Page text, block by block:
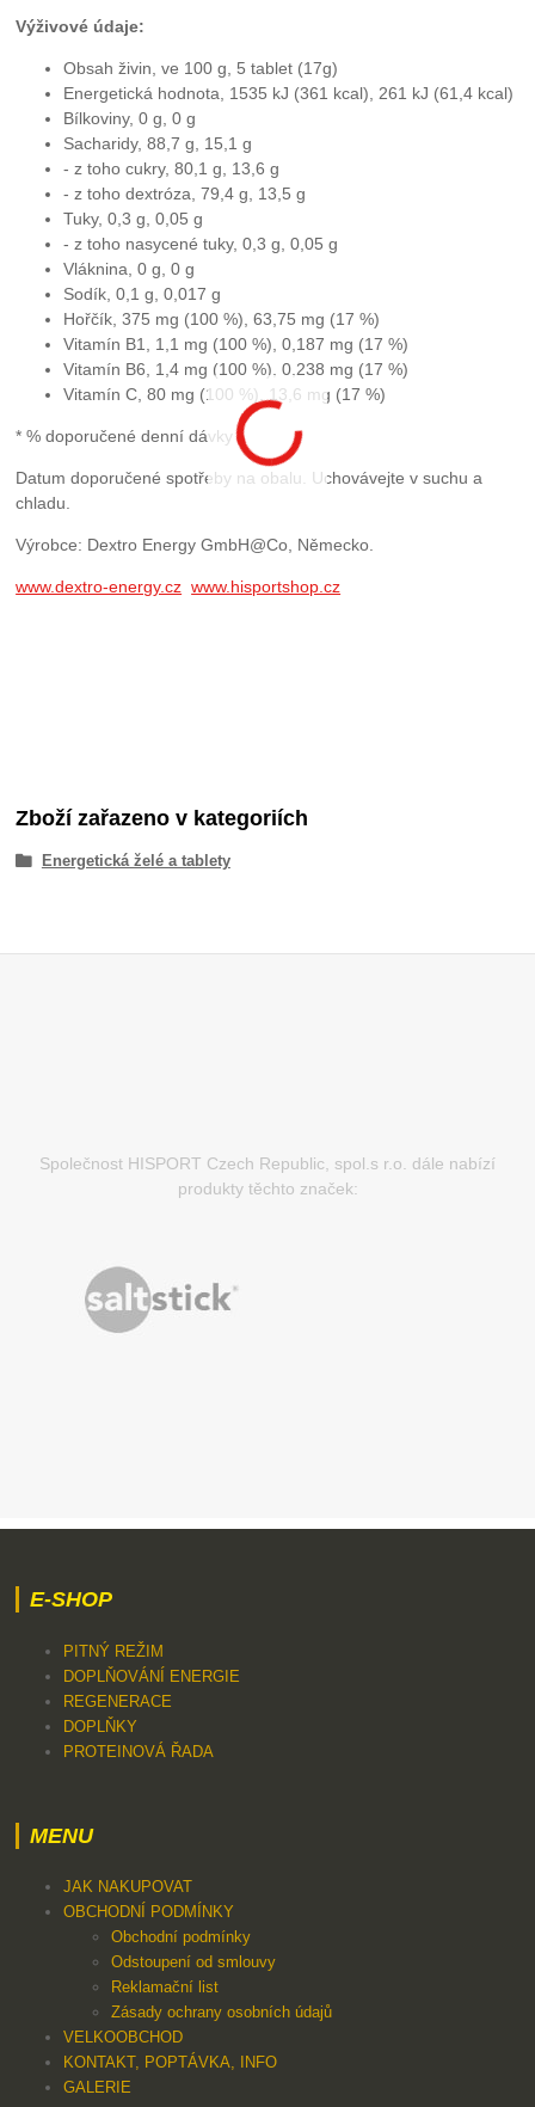
Výživové údaje:
Obsah živin, ve 100 g, 5 tablet (17g)
Energetická hodnota, 1535 kJ (361 kcal), 261 kJ (61,4 kcal)
Bílkoviny, 0 g, 0 g
Sacharidy, 88,7 g, 15,1 g
- z toho cukry, 80,1 g, 13,6 g
- z toho dextróza, 79,4 g, 13,5 g
Tuky, 0,3 g, 0,05 g
- z toho nasycené tuky, 0,3 g, 0,05 g
Vláknina, 0 g, 0 g
Sodík, 0,1 g, 0,017 g
Hořčík, 375 mg (100 %), 63,75 mg (17 %)
Vitamín B1, 1,1 mg (100 %), 0,187 mg (17 %)
Vitamín B6, 1,4 mg (100 %), 0,238 mg (17 %)
Vitamín C, 80 mg (100 %), 13,6 mg (17 %)
* % doporučené denní dávky
Datum doporučené spotřeby na obalu. Uchovávejte v suchu a
chladu.
Výrobce: Dextro Energy GmbH@Co, Německo.
www.dextro-energy.cz www.hisportshop.cz
Zboží zařazeno v kategoriích
Energetická želé a tablety
Společnost HISPORT Czech Republic, spol.s r.o. dále nabízí
produkty těchto značek:
E-SHOP
PITNÝ REŽIM
DOPLŇOVÁNÍ ENERGIE
REGENERACE
DOPLŇKY
PROTEINOVÁ ŘADA
MENU
JAK NAKUPOVAT
OBCHODNÍ PODMÍNKY
Obchodní podmínky
Odstoupení od smlouvy
Reklamační list
Zásady ochrany osobních údajů
VELKOOBCHOD
KONTAKT, POPTÁVKA, INFO
GALERIE